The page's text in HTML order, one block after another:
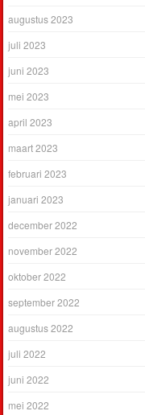
augustus 2023
juli 2023
juni 2023
mei 2023
april 2023
maart 2023
februari 2023
januari 2023
december 2022
november 2022
oktober 2022
september 2022
augustus 2022
juli 2022
juni 2022
mei 2022